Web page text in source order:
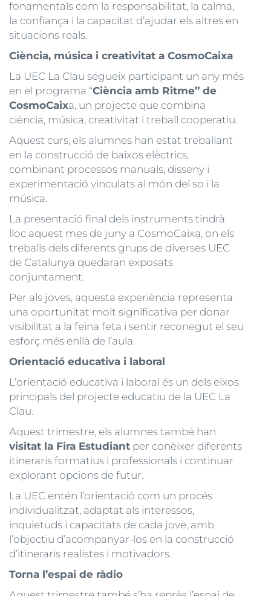
fonamentals com la responsabilitat, la calma,
la confiança i la capacitat d’ajudar els altres en
situacions reals.
Ciència, música i creativitat a CosmoCaixa
La UEC La Clau segueix participant un any més
en el programa “Ciència amb Ritme” de
CosmoCaixa, un projecte que combina
ciència, música, creativitat i treball cooperatiu.
Aquest curs, els alumnes han estat treballant
en la construcció de baixos elèctrics,
combinant processos manuals, disseny i
experimentació vinculats al món del so i la
música.
La presentació final dels instruments tindrà
lloc aquest mes de juny a CosmoCaixa, on els
treballs dels diferents grups de diverses UEC
de Catalunya quedaran exposats
conjuntament.
Per als joves, aquesta experiència representa
una oportunitat molt significativa per donar
visibilitat a la feina feta i sentir reconegut el seu
esforç més enllà de l’aula.
Orientació educativa i laboral
L’orientació educativa i laboral és un dels eixos
principals del projecte educatiu de la UEC La
Clau.
Aquest trimestre, els alumnes també han
visitat la Fira Estudiant per conèixer diferents
itineraris formatius i professionals i continuar
explorant opcions de futur.
La UEC entén l’orientació com un procés
individualitzat, adaptat als interessos,
inquietuds i capacitats de cada jove, amb
l’objectiu d’acompanyar-los en la construcció
d’itineraris realistes i motivadors.
Torna l’espai de ràdio